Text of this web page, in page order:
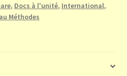
, Docs à l'unité, International,
Méthodes